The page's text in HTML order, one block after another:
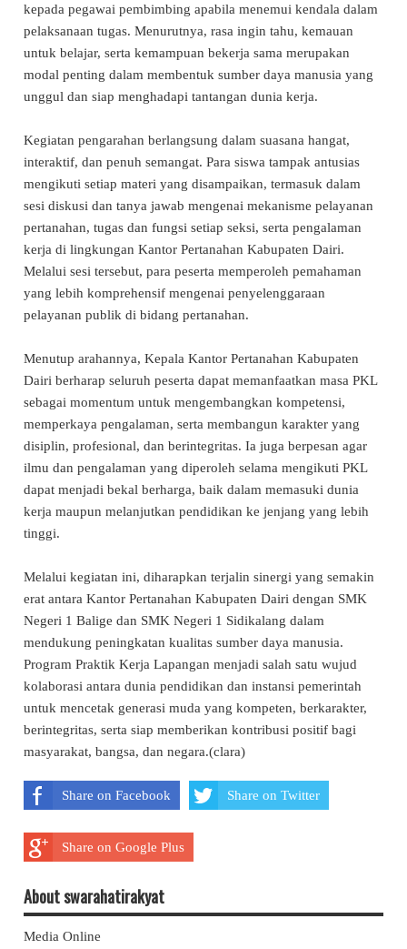
kepada pegawai pembimbing apabila menemui kendala dalam
pelaksanaan tugas. Menurutnya, rasa ingin tahu, kemauan
untuk belajar, serta kemampuan bekerja sama merupakan
modal penting dalam membentuk sumber daya manusia yang
unggul dan siap menghadapi tantangan dunia kerja.
Kegiatan pengarahan berlangsung dalam suasana hangat,
interaktif, dan penuh semangat. Para siswa tampak antusias
mengikuti setiap materi yang disampaikan, termasuk dalam
sesi diskusi dan tanya jawab mengenai mekanisme pelayanan
pertanahan, tugas dan fungsi setiap seksi, serta pengalaman
kerja di lingkungan Kantor Pertanahan Kabupaten Dairi.
Melalui sesi tersebut, para peserta memperoleh pemahaman
yang lebih komprehensif mengenai penyelenggaraan
pelayanan publik di bidang pertanahan.
Menutup arahannya, Kepala Kantor Pertanahan Kabupaten
Dairi berharap seluruh peserta dapat memanfaatkan masa PKL
sebagai momentum untuk mengembangkan kompetensi,
memperkaya pengalaman, serta membangun karakter yang
disiplin, profesional, dan berintegritas. Ia juga berpesan agar
ilmu dan pengalaman yang diperoleh selama mengikuti PKL
dapat menjadi bekal berharga, baik dalam memasuki dunia
kerja maupun melanjutkan pendidikan ke jenjang yang lebih
tinggi.
Melalui kegiatan ini, diharapkan terjalin sinergi yang semakin
erat antara Kantor Pertanahan Kabupaten Dairi dengan SMK
Negeri 1 Balige dan SMK Negeri 1 Sidikalang dalam
mendukung peningkatan kualitas sumber daya manusia.
Program Praktik Kerja Lapangan menjadi salah satu wujud
kolaborasi antara dunia pendidikan dan instansi pemerintah
untuk mencetak generasi muda yang kompeten, berkarakter,
berintegritas, serta siap memberikan kontribusi positif bagi
masyarakat, bangsa, dan negara.(clara)
Share on Facebook Share on Twitter
Share on Google Plus
About swarahatirakyat
Media Online